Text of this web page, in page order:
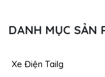
DANH MỤC SẢN
Xe Điện Tailg